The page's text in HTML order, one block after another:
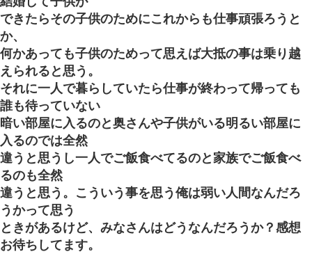
できたらその子供のためにこれからも仕事頑張ろうと
か、
何かあっても子供のためって思えば大抵の事は乗り越
えられると思う。
それに一人で暮らしていたら仕事が終わって帰っても
誰も待っていない
暗い部屋に入るのと奥さんや子供がいる明るい部屋に
入るのでは全然
違うと思うし一人でご飯食べてるのと家族でご飯食べ
るのも全然
違うと思う。こういう事を思う俺は弱い人間なんだろ
うかって思う
ときがあるけど、みなさんはどうなんだろうか？感想
お待ちしてます。